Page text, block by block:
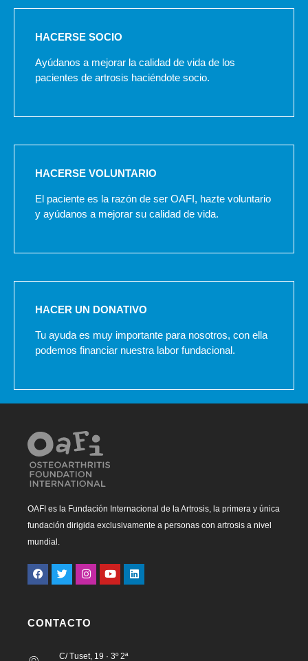
HACERSE SOCIO
Ayúdanos a mejorar la calidad de vida de los
pacientes de artrosis haciéndote socio.
HACERSE VOLUNTARIO
El paciente es la razón de ser OAFI, hazte voluntario
y ayúdanos a mejorar su calidad de vida.
HACER UN DONATIVO
Tu ayuda es muy importante para nosotros, con ella
podemos financiar nuestra labor fundacional.
OAFI es la Fundación Internacional de la Artrosis, la primera y única
fundación dirigida exclusivamente a personas con artrosis a nivel
mundial.
CONTACTO
C/ Tuset, 19 · 3º 2ª